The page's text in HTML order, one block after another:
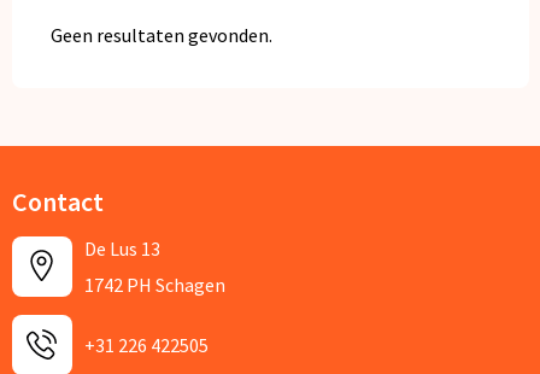
Geen resultaten gevonden.
Contact
De Lus 13
1742 PH Schagen
+31 226 422505